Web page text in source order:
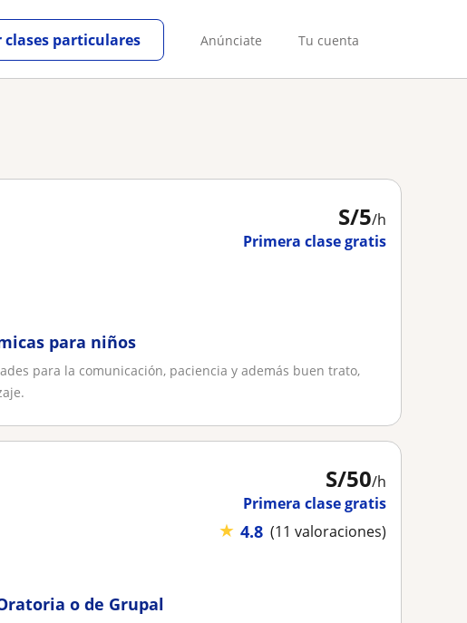
Anúnciate Tu cuenta
clases particulares
S/5/h
Primera clase gratis
para niños
para la comunicación, paciencia y además buen trato,
S/50/h
Primera clase gratis
★ 4.8 (11 valoraciones)
o de Grupal